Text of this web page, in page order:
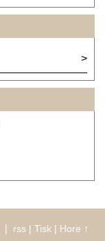
❘ rss | Tisk | Hore ↑